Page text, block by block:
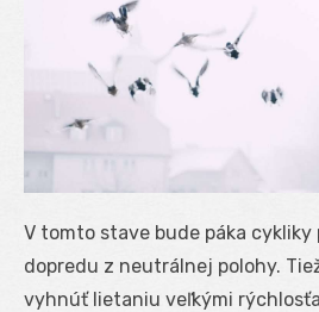
V tomto stave bude páka
dopredu z neutrálnej polohy.
vyhnúť lietaniu veľkými